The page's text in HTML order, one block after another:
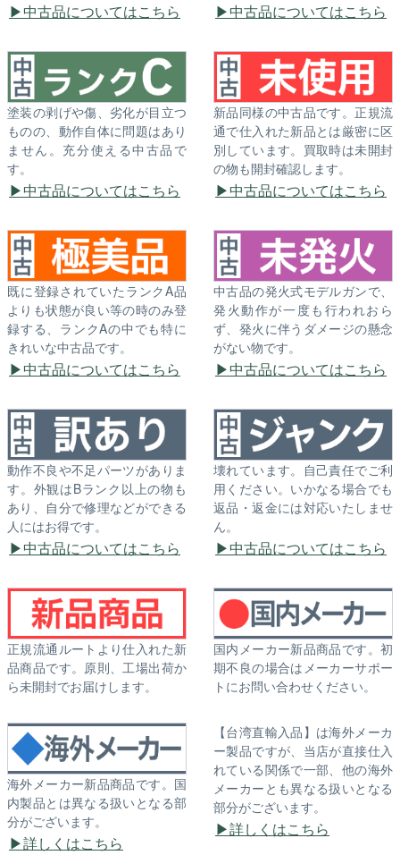
中古品についてはこちら 中古品についてはこちら
塗装の剥げや傷、劣化が目立つ
ものの、動作自体に問題はあり
ません。充分使える中古品で
す。
中古品についてはこちら
新品同様の中古品です。正規流
通で仕入れた新品とは厳密に区
別しています。買取時は未開封
の物も開封確認します。
中古品についてはこちら
既に登録されていたランクA品
よりも状態が良い等の時のみ登
録する、ランクAの中でも特に
きれいな中古品です。
中古品についてはこちら
中古品の発火式モデルガンで、
発火動作が一度も行われおら
ず、発火に伴うダメージの懸念
がない物です。
中古品についてはこちら
動作不良や不足パーツがありま
す。外観はBランク以上の物も
あり、自分で修理などができる
人にはお得です。
中古品についてはこちら
壊れています。自己責任でご利
用ください。いかなる場合でも
返品・返金には対応いたしませ
ん。
中古品についてはこちら
正規流通ルートより仕入れた新
品商品です。原則、工場出荷か
ら未開封でお届けします。
国内メーカー新品商品です。初
期不良の場合はメーカーサポー
トにお問い合わせください。
海外メーカー新品商品です。国
内製品とは異なる扱いとなる部
分がございます。
詳しくはこちら
【台湾直輸入品】は海外メーカ
ー製品ですが、当店が直接仕入
れている関係で一部、他の海外
メーカーとも異なる扱いとなる
部分がございます。
詳しくはこちら